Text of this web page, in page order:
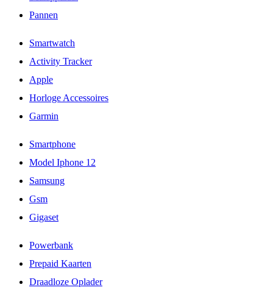
Pannen
Smartwatch
Activity Tracker
Apple
Horloge Accessoires
Garmin
Smartphone
Model Iphone 12
Samsung
Gsm
Gigaset
Powerbank
Prepaid Kaarten
Draadloze Oplader